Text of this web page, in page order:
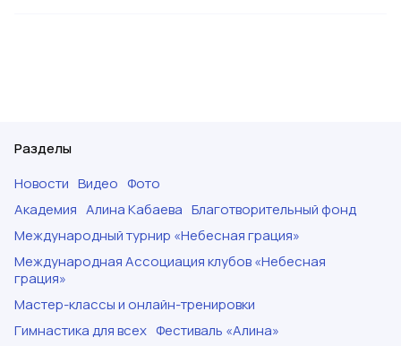
Разделы
Новости Видео Фото
Академия Алина Кабаева Благотворительный фонд
Международный турнир «Небесная грация»
Международная Ассоциация клубов «Небесная
грация»
Мастер-классы и онлайн-тренировки
Гимнастика для всех Фестиваль «Алина»